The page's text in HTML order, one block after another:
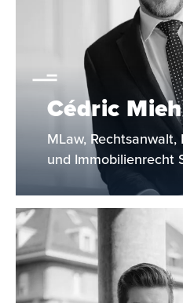
Cédric
MLaw,
und Immobilienrecht